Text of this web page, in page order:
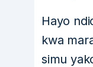
Hayo
kwa
simu